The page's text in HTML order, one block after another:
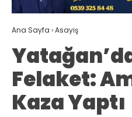
MILAS
MUĞLA’DAN
ASAYIŞ
GÜNDEM
EKONOMI
Ana Sayfa ›Asayiş
Felaket:
Kaza Yaptı